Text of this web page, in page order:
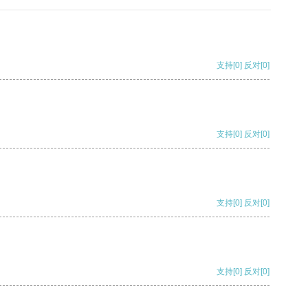
支持[0] 反对[0]
支持[0] 反对[0]
支持[0] 反对[0]
支持[0] 反对[0]